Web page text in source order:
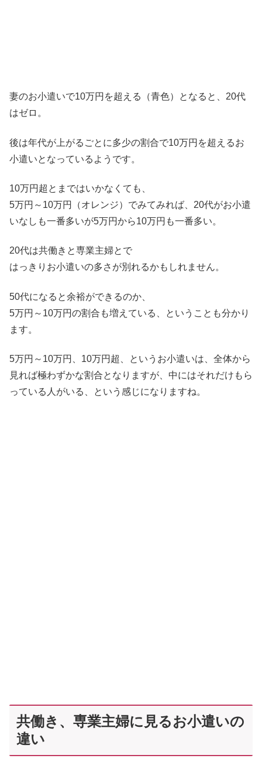
妻のお小遣いで10万円を超える（青色）となると、20代
はゼロ。
後は年代が上がるごとに多少の割合で10万円を超えるお
小遣いとなっているようです。
10万円超とまではいかなくても、
5万円～10万円（オレンジ）でみてみれば、20代がお小遣
いなしも一番多いが5万円から10万円も一番多い。
20代は共働きと専業主婦とで
はっきりお小遣いの多さが別れるかもしれません。
50代になると余裕ができるのか、
5万円～10万円の割合も増えている、ということも分かり
ます。
5万円～10万円、10万円超、というお小遣いは、全体から
見れば極わずかな割合となりますが、中にはそれだけもら
っている人がいる、という感じになりますね。
共働き、専業主婦に見るお小遣いの
違い